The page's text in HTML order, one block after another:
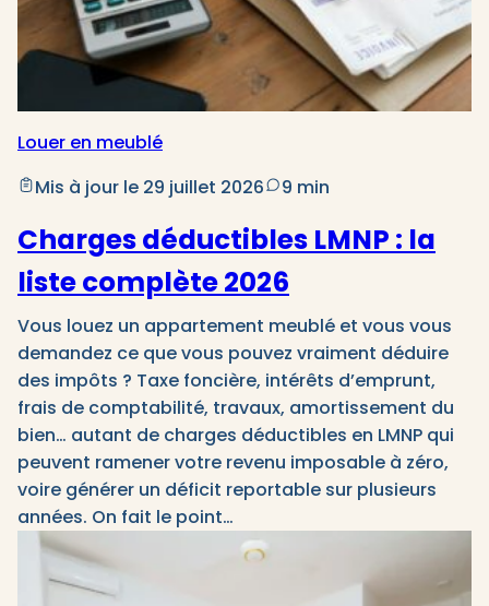
Louer en meublé
Mis à jour le 29 juillet 2026
9 min
Charges déductibles LMNP : la
liste complète 2026
Vous louez un appartement meublé et vous vous
demandez ce que vous pouvez vraiment déduire
des impôts ? Taxe foncière, intérêts d’emprunt,
frais de comptabilité, travaux, amortissement du
bien… autant de charges déductibles en LMNP qui
peuvent ramener votre revenu imposable à zéro,
voire générer un déficit reportable sur plusieurs
années. On fait le point…